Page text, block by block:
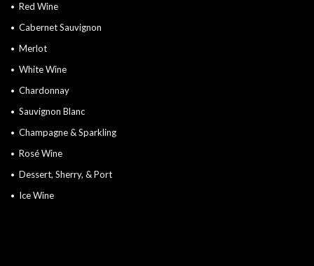
Red Wine
Cabernet Sauvignon
Merlot
White Wine
Chardonnay
Sauvignon Blanc
Champagne & Sparkling
Rosé Wine
Dessert, Sherry, & Port
Ice Wine